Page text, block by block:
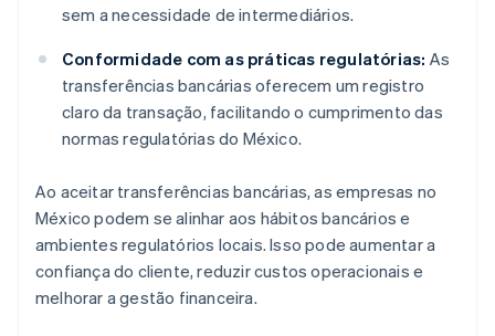
sem a necessidade de intermediários.
Conformidade com as práticas regulatórias: As
transferências bancárias oferecem um registro
claro da transação, facilitando o cumprimento das
normas regulatórias do México.
Ao aceitar transferências bancárias, as empresas no
México podem se alinhar aos hábitos bancários e
ambientes regulatórios locais. Isso pode aumentar a
confiança do cliente, reduzir custos operacionais e
melhorar a gestão financeira.